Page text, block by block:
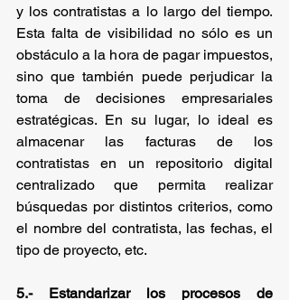
y los contratistas a lo largo del tiempo.
Esta falta de visibilidad no sólo es un
obstáculo a la hora de pagar impuestos,
sino que también puede perjudicar la
toma de decisiones empresariales
estratégicas. En su lugar, lo ideal es
almacenar las facturas de los
contratistas en un repositorio digital
centralizado que permita realizar
búsquedas por distintos criterios, como
el nombre del contratista, las fechas, el
tipo de proyecto, etc.
5.- Estandarizar los procesos de